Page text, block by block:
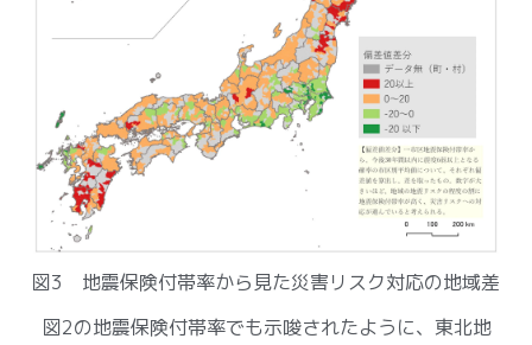
図3 地震保険付帯率から見た災害リスク対応の地域差
図2の地震保険付帯率でも示唆されたように、東北地